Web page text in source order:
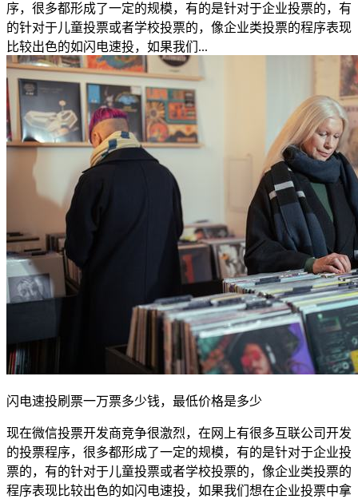
序，很多都形成了一定的规模，有的是针对于企业投票的，有
的针对于儿童投票或者学校投票的，像企业类投票的程序表现
比较出色的如闪电速投，如果我们...
闪电速投刷票一万票多少钱，最低价格是多少
现在微信投票开发商竞争很激烈，在网上有很多互联公司开发
的投票程序，很多都形成了一定的规模，有的是针对于企业投
票的，有的针对于儿童投票或者学校投票的，像企业类投票的
程序表现比较出色的如闪电速投，如果我们想在企业投票中拿